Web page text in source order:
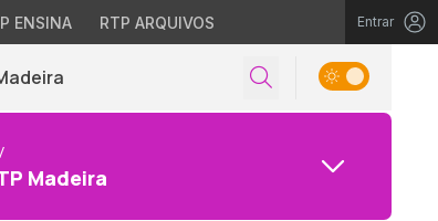
ENSINA RTP ARQUIVOS Entrar
Madeira